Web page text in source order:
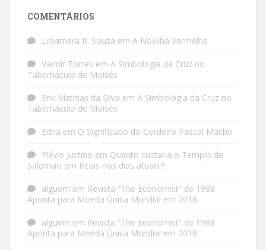
COMENTÁRIOS
Lidiamara R. Souza em A Novilha Vermelha
Valmir Torres em A Simbologia da Cruz no
Tabernáculo de Moisés
Erik Mathias da Silva em A Simbologia da Cruz no
Tabernáculo de Moisés
Edna em O Significado do Cordeiro Pascal Macho
Flávio Justino em Quanto custaria o Templo de
Salomão em Reais nos dias atuais?!
alguem em Revista “The Economist” de 1988
Aponta para Moeda Única Mundial em 2018
alguem em Revista “The Economist” de 1988
Aponta para Moeda Única Mundial em 2018